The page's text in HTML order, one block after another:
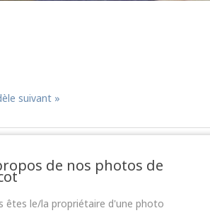
suivant »
de nos photos de
êtes le/la propriétaire d'une photo